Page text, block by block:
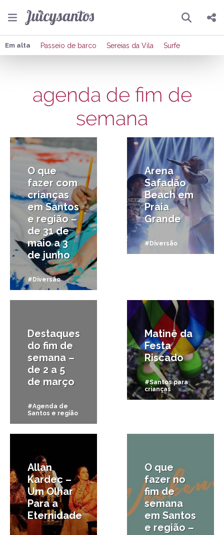
Pesquisar
Compartilhar
Enviar por Whatsapp
Publicar no X
Em alta Passeio de barco Sereias da Vila Surfe
agenda de fim de
semana
O que
fazer com
crianças
em Santos
e região –
de 31 de
maio a 3
de junho
#Diversão
Arena
Safadão
Beach em
Praia
Grande
#Diversão
2/03/2017
Destaques
do fim de
semana –
de 2 a 5
de março
#Agenda de
Santos e região
Matinê da
Festa
Riscado
#Santos para
crianças
22/08/2015
Allan
Kardec –
Um Olhar
Para a
Eternidade
O que
fazer no
fim de
semana
em Santos
e região –